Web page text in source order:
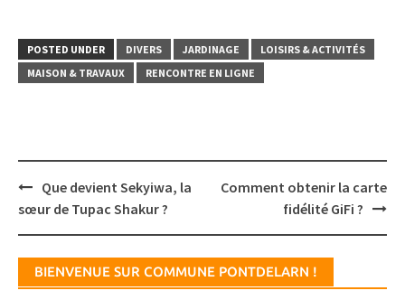
POSTED UNDER DIVERS JARDINAGE
LOISIRS & ACTIVITÉS
MAISON & TRAVAUX
RENCONTRE EN LIGNE
Post
navigation
Que devient Sekyiwa, la
sœur de Tupac Shakur ?
Comment obtenir la carte
fidélité GiFi ?
BIENVENUE SUR COMMUNE PONTDELARN !